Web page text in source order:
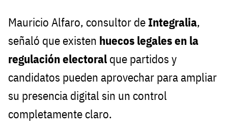
Mauricio Alfaro, consultor de Integralia,
señaló que existen huecos legales en la
regulación electoral que partidos y
candidatos pueden aprovechar para ampliar
su presencia digital sin un control
completamente claro.